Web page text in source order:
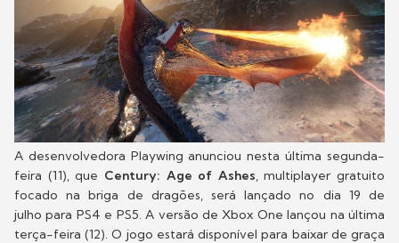
A desenvolvedora Playwing anunciou nesta última segunda-
feira (11), que Century: Age of Ashes, multiplayer gratuito
focado na briga de dragões, será lançado no dia 19 de
julho para PS4 e PS5. A versão de Xbox One lançou na última
terça-feira (12). O jogo estará disponível para baixar de graça